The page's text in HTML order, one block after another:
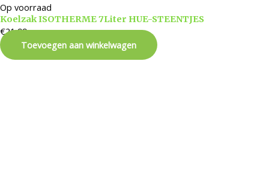
Op voorraad
Koelzak ISOTHERME 7Liter HUE-STEENTJES
€21,99
Toevoegen aan winkelwagen